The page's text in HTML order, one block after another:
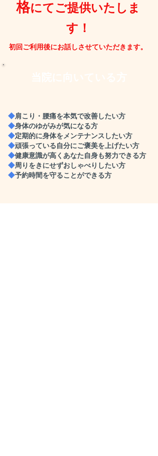
格にてご提供いたしま
す！
初回ご利用後にお話しさせていただきます。
◆肩こり・腰痛を本気で改善したい方
◆身体のゆがみが気になる方
◆定期的に身体をメンテナンスしたい方
◆頑張っている自分にご褒美を上げたい方
◆健康意識が高くあなた自身も努力できる方
◆周りをきにせずおしゃべりしたい方
◆予約時間を守ることができる方